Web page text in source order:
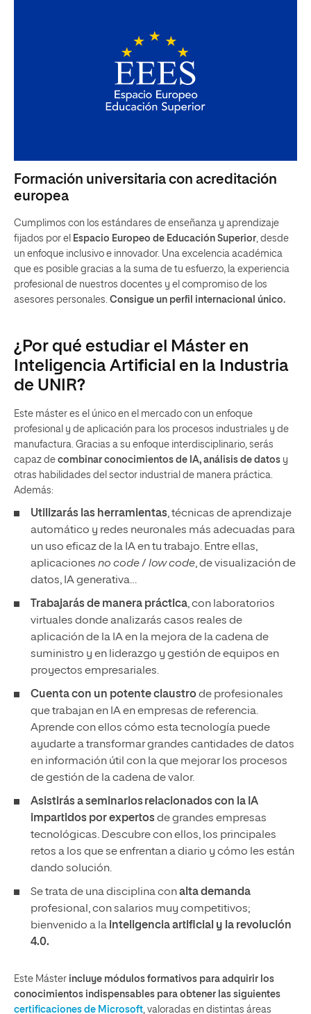
Formación universitaria con acreditación
europea
Cumplimos con los estándares de enseñanza y aprendizaje
fijados por el Espacio Europeo de Educación Superior, desde
un enfoque inclusivo e innovador. Una excelencia académica
que es posible gracias a la suma de tu esfuerzo, la experiencia
profesional de nuestros docentes y el compromiso de los
asesores personales. Consigue un perfil internacional único.
¿Por qué estudiar el Máster en
Inteligencia Artificial en la Industria
de UNIR?
Este máster es el único en el mercado con un enfoque
profesional y de aplicación para los procesos industriales y de
manufactura. Gracias a su enfoque interdisciplinario, serás
capaz de combinar conocimientos de IA, análisis de datos y
otras habilidades del sector industrial de manera práctica.
Además:
Utilizarás las herramientas, técnicas de aprendizaje
automático y redes neuronales más adecuadas para
un uso eficaz de la IA en tu trabajo. Entre ellas,
aplicaciones no code/ low code, de visualización de
datos, IA generativa…
Trabajarás de manera práctica, con laboratorios
virtuales donde analizarás casos reales de
aplicación de la IA en la mejora de la cadena de
suministro y en liderazgo y gestión de equipos en
proyectos empresariales.
Cuenta con un potente claustrode profesionales
que trabajan en IA en empresas de referencia.
Aprende con ellos cómo esta tecnología puede
ayudarte a transformar grandes cantidades de datos
en información útil con la que mejorar los procesos
de gestión de la cadena de valor.
Asistirás a seminarios relacionados con la IA
impartidos por expertosde grandes empresas
tecnológicas. Descubre con ellos, los principales
retos a los que se enfrentan a diario y cómo les están
dando solución.
Se trata de una disciplina conalta demanda
profesional, con salarios muy competitivos;
bienvenido a la inteligencia artificial y la revolución
4.0.
Este Máster incluye módulos formativos para adquirir los
conocimientos indispensables para obtener las siguientes
certificaciones de Microsoft, valoradas en distintas áreas